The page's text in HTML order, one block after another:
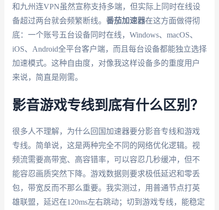
和九州连VPN虽然宣称支持多端，但实际上同时在线设
备超过两台就会频繁断线。 番茄加速器在这方面做得彻
底：一个账号五台设备同时在线，Windows、macOS、
iOS、Android全平台客户端，而且每台设备都能独立选择
加速模式。这种自由度，对像我这样设备多的重度用户
来说，简直是刚需。
影音游戏专线到底有什么区别？
很多人不理解，为什么回国加速器要分影音专线和游戏
专线。简单说，这是两种完全不同的网络优化逻辑。视
频流需要高带宽、高容错率，可以容忍几秒缓冲，但不
能容忍画质突然下降。游戏数据则要求极低延迟和零丢
包，带宽反而不那么重要。我实测过，用普通节点打英
雄联盟，延迟在120ms左右跳动；切到游戏专线，能稳定